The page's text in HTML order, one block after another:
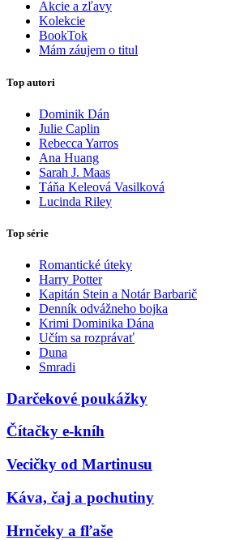
Akcie a zľavy
Kolekcie
BookTok
Mám záujem o titul
Top autori
Dominik Dán
Julie Caplin
Rebecca Yarros
Ana Huang
Sarah J. Maas
Táňa Keleová Vasilková
Lucinda Riley
Top série
Romantické úteky
Harry Potter
Kapitán Stein a Notár Barbarič
Denník odvážneho bojka
Krimi Dominika Dána
Učím sa rozprávať
Duna
Smradi
Darčekové poukážky
Čítačky e-kníh
Vecičky od Martinusu
Káva, čaj a pochutiny
Hrnčeky a fľaše